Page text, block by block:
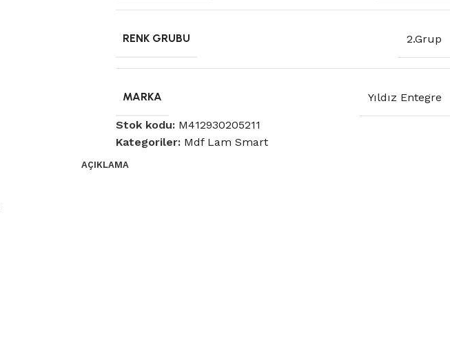
RENK GRUBU 2.Grup
MARKA Yıldız Entegre
Stok kodu: M412930205211
Kategoriler: Mdf Lam Smart
AÇIKLAMA